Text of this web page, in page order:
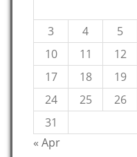
3
4 5
10
11 12
17
18 19
24
25 26
31
« Apr